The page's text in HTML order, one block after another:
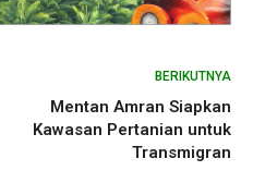
BERIKUTNYA
Mentan Amran Siapkan
Kawasan Pertanian untuk
Transmigran